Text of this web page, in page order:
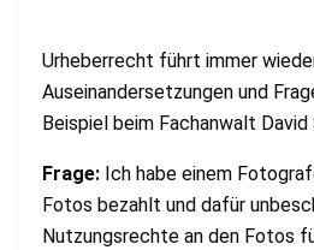
Urheberrecht führt immer
Auseinandersetzungen und
Beispiel beim Fachanwalt
Frage: Ich habe einem
Fotos bezahlt und dafür
Nutzungsrechte an den Fotos